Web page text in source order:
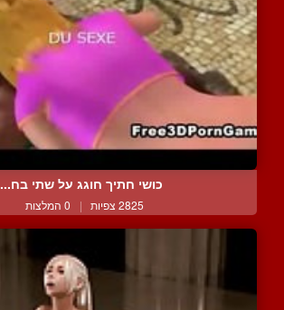
כושי חתיך חוגג על שתי בח...
2825 צפיות | 0 המלצות